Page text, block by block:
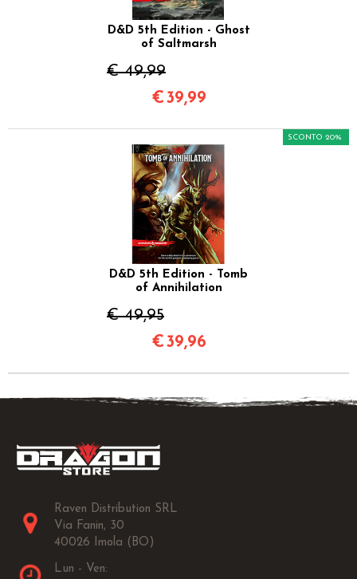
D&D 5th Edition - Ghost
of Saltmarsh
€ 49,99
€39,99
D&D 5th Edition - Tomb
of Annihilation
€ 49,95
SCONTO 20%
€39,96
Raven Distribution SRL
Via Fanin, 30
40026 Imola (BO)
Lun - Ven: